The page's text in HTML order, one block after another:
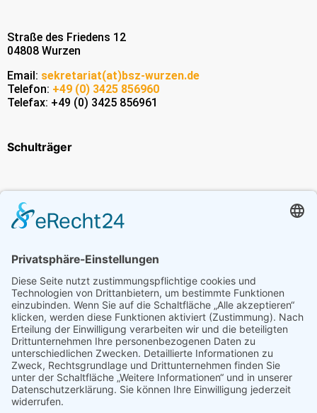
Straße des Friedens 12
04808 Wurzen
Email: sekretariat(at)bsz-wurzen.de
Telefon: +49 (0) 3425 856960
Telefax: +49 (0) 3425 856961
Schulträger
Erasmus+
Bildungsangebot
Just Transition Funds